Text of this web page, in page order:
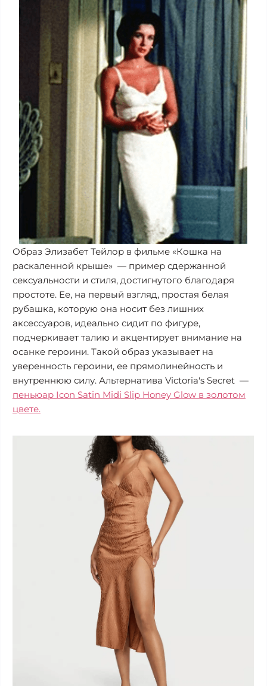
Образ Элизабет Тейлор в фильме «Кошка на
раскаленной крыше» — пример сдержанной
сексуальности и стиля, достигнутого благодаря
простоте. Ее, на первый взгляд, простая белая
рубашка, которую она носит без лишних
аксессуаров, идеально сидит по фигуре,
подчеркивает талию и акцентирует внимание на
осанке героини. Такой образ указывает на
уверенность героини, ее прямолинейность и
внутреннюю силу. Альтернатива Victoria's Secret —
пеньюар Icon Satin Midi Slip Honey Glow в золотом
цвете.